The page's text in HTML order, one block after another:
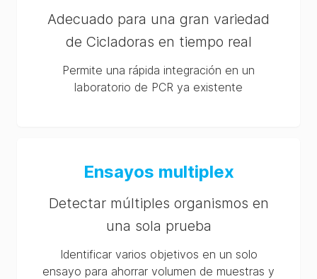
Adecuado para una gran variedad
de Cicladoras en tiempo real
Permite una rápida integración en un
laboratorio de PCR ya existente
Ensayos multiplex
Detectar múltiples organismos en
una sola prueba
Identificar varios objetivos en un solo
ensayo para ahorrar volumen de muestras y